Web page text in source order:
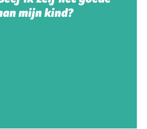
mijn kind?